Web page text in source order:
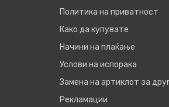
Политика на приватност
Како да купувате
Начини на плаќање
Услови на испорака
Замена на артиклот за
Рекламации